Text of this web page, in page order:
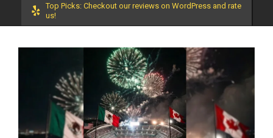
Top Picks: Checkout our reviews on WordPress and rate
us!